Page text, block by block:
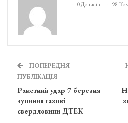
0 Дописів 98
ПОПЕРЕДНЯ
ПУБЛІКАЦІЯ
Ракетний удар 7 березня
зупинив газові
свердловини ДТЕК